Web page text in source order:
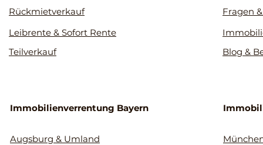
Rückmietverkauf
Leibrente & Sofort Rente
Teilverkauf
Immobilienverrentung Bayern
Augsburg & Umland
Fragen
Blog &